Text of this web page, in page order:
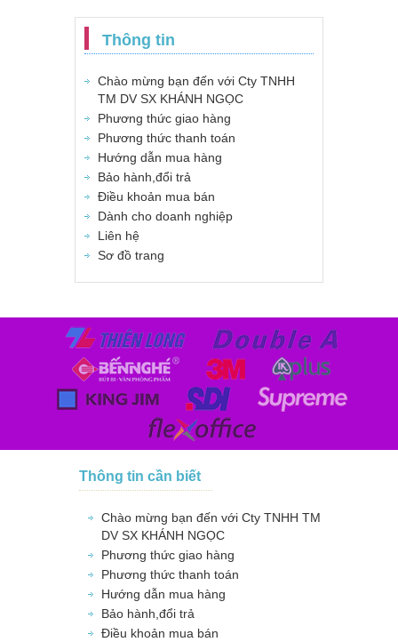
Thông tin
Chào mừng bạn đến với Cty TNHH
TM DV SX KHÁNH NGỌC
Phương thức giao hàng
Phương thức thanh toán
Hướng dẫn mua hàng
Bảo hành,đổi trả
Điều khoản mua bán
Dành cho doanh nghiệp
Liên hệ
Sơ đồ trang
Thông tin cần biết
Chào mừng bạn đến với Cty TNHH TM
DV SX KHÁNH NGỌC
Phương thức giao hàng
Phương thức thanh toán
Hướng dẫn mua hàng
Bảo hành,đổi trả
Điều khoản mua bán